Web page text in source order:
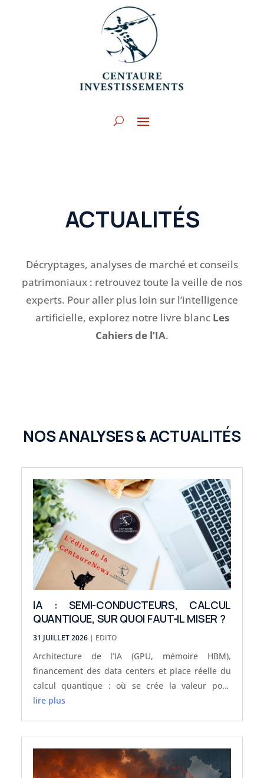
ACTUALITÉS
Décryptages, analyses de marché et conseils
patrimoniaux : retrouvez toute la veille de nos
experts. Pour aller plus loin sur l’intelligence
artificielle, explorez notre livre blanc Les
Cahiers de l’IA.
NOS ANALYSES & ACTUALITÉS
IA : SEMI-CONDUCTEURS, CALCUL
QUANTIQUE, SUR QUOI FAUT-IL MISER ?
31 JUILLET 2026| EDITO
Architecture de l’IA (GPU, mémoire HBM),
financement des data centers et place réelle du
calcul quantique : où se crée la valeur pour
l’investisseur ?
lire plus